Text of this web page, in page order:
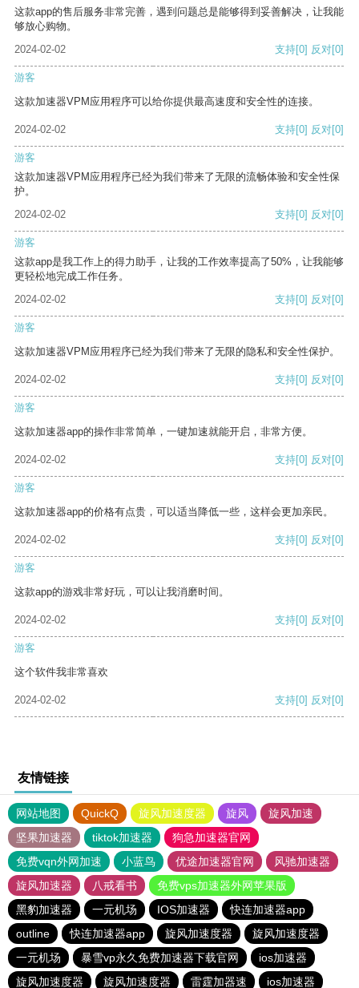
这款app的售后服务非常完善，遇到问题总是能够得到妥善解决，让我能
够放心购物。
2024-02-02
支持[0] 反对[0]
游客
这款加速器VPM应用程序可以给你提供最高速度和安全性的连接。
2024-02-02 支持[0] 反对[0]
游客
这款加速器VPM应用程序已经为我们带来了无限的流畅体验和安全性保
护。
2024-02-02
支持[0] 反对[0]
游客
这款app是我工作上的得力助手，让我的工作效率提高了50%，让我能够
更轻松地完成工作任务。
2024-02-02
支持[0] 反对[0]
游客
这款加速器VPM应用程序已经为我们带来了无限的隐私和安全性保护。
2024-02-02 支持[0] 反对[0]
游客
这款加速器app的操作非常简单，一键加速就能开启，非常方便。
2024-02-02 支持[0] 反对[0]
游客
这款加速器app的价格有点贵，可以适当降低一些，这样会更加亲民。
2024-02-02 支持[0] 反对[0]
游客
这款app的游戏非常好玩，可以让我消磨时间。
2024-02-02 支持[0] 反对[0]
游客
这个软件我非常喜欢
2024-02-02 支持[0] 反对[0]
友情链接
网站地图 QuickQ 旋风加速度器 旋风
旋风加速
坚果加速器
tiktok加速器
狗急加速器官网
免费vqn外网加速
小蓝鸟 优途加速器官网
风驰加速器
旋风加速器
八戒看书
免费vps加速器外网苹果版
黑豹加速器
一元机场 IOS加速器
快连加速器app
outline
快连加速器app 旋风加速度器
旋风加速度器
一元机场
暴雪vp永久免费加速器下载官网
ios加速器
旋风加速度器
旋风加速度器 雷霆加器速 ios加速器